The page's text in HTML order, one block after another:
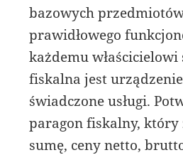
bazowych
prawidłowego
każdemu
fiskalna jest
świadczone usługi.
paragon fiskalny,
sumę, ceny netto,